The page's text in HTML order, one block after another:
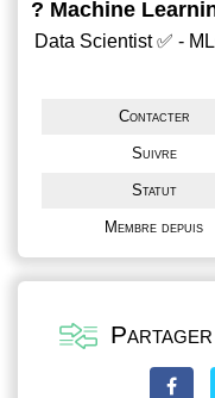
? Machine
Data Scientist ✅ -
Contacter
Suivre
Statut
Membre depuis